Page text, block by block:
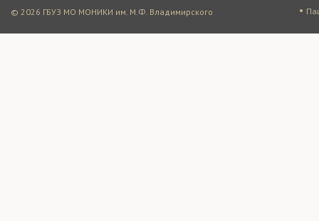
© 2026 ГБУЗ МО МОНИКИ им. М.Ф. Владимирского •